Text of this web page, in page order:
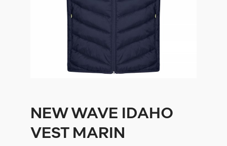
NEW WAVE IDAHO
VEST MARIN